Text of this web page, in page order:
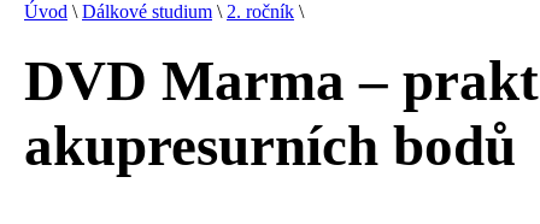
Úvod \ Dálkové studium \ 2. ročník \
DVD Marma –
akupresurních bodů